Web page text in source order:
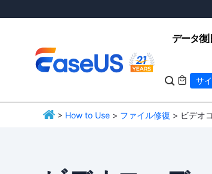
データ復
  サ
> How to Use > ファイル修復 > ビデオ